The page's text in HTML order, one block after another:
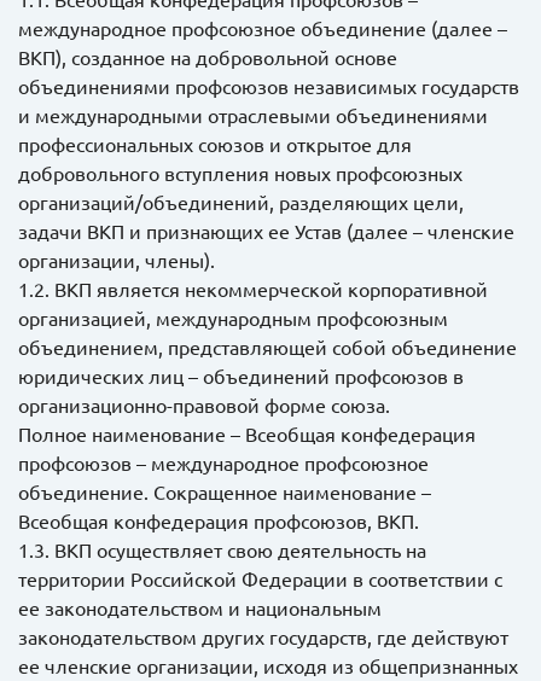
международное профсоюзное объединение (далее –
ВКП), созданное на добровольной основе
объединениями профсоюзов независимых государств
и международными отраслевыми объединениями
профессиональных союзов и открытое для
добровольного вступления новых профсоюзных
организаций/объединений, разделяющих цели,
задачи ВКП и признающих ее Устав (далее – членские
организации, члены).
1.2. ВКП является некоммерческой корпоративной
организацией, международным профсоюзным
объединением, представляющей собой объединение
юридических лиц – объединений профсоюзов в
организационно-правовой форме союза.
Полное наименование – Всеобщая конфедерация
профсоюзов – международное профсоюзное
объединение. Сокращенное наименование –
Всеобщая конфедерация профсоюзов, ВКП.
1.3. ВКП осуществляет свою деятельность на
территории Российской Федерации в соответствии с
ее законодательством и национальным
законодательством других государств, где действуют
ее членские организации, исходя из общепризнанных